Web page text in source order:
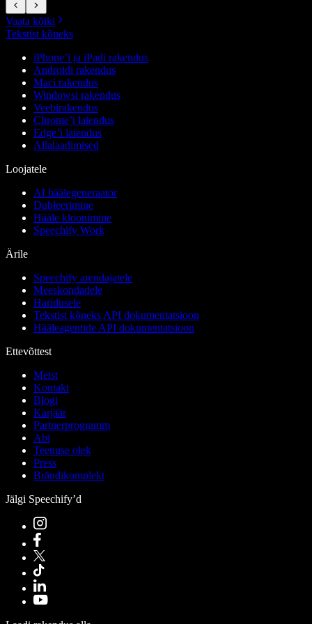
Vaata kõiki
Tekstist kõneks
iPhone’i ja iPadi rakendus
Androidi rakendus
Maci rakendus
Windowsi rakendus
Veebirakendus
Chrome’i laiendus
Edge’i laiendus
Allalaadimised
Loojatele
AI häälegeneraator
Dubleerimine
Hääle kloonimine
Speechify Work
Ärile
Speechify arendajatele
Meeskondadele
Haridusele
Tekstist kõneks API dokumentatsioon
Hääleagentide API dokumentatsioon
Ettevõttest
Meist
Kontakt
Blogi
Karjäär
Partnerprogramm
Abi
Teenuse olek
Press
Brändikomplekt
Jälgi Speechify’d